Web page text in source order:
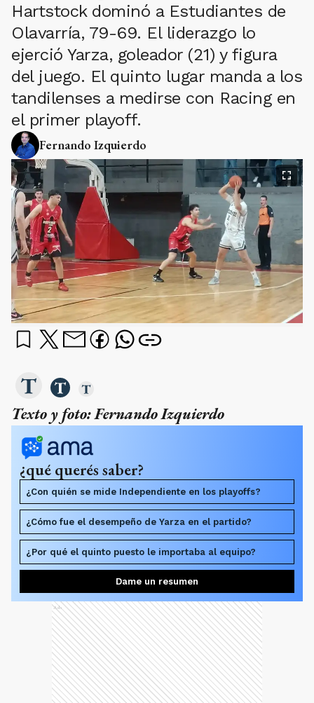
Hartstock dominó a Estudiantes de
Olavarría, 79-69. El liderazgo lo
ejerció Yarza, goleador (21) y figura
del juego. El quinto lugar manda a los
tandilenses a medirse con Racing en
el primer playoff.
Fernando Izquierdo
Texto y foto: Fernando Izquierdo
¿qué querés saber?
¿Con quién se mide Independiente en los playoffs?
¿Cómo fue el desempeño de Yarza en el partido?
¿Por qué el quinto puesto le importaba al equipo?
Dame un resumen
Ads